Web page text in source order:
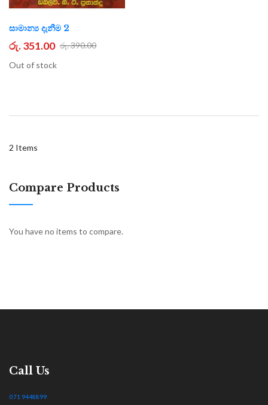
සාමාන්‍ය දැනීම 2
රු. 351.00 රු. 390.00
Out of stock
2 Items
Compare Products
You have no items to compare.
Call Us
071 9448899